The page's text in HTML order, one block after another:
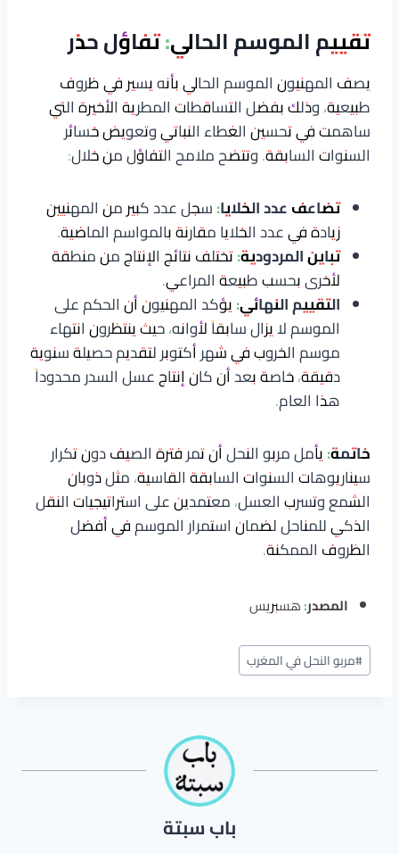
تقييم الموسم الحالي: تفاؤل حذر
يصف المهنيون الموسم الحالي بأنه يسير في ظروف
طبيعية، وذلك بفضل التساقطات المطرية الأخيرة التي
ساهمت في تحسين الغطاء النباتي وتعويض خسائر
السنوات السابقة. وتتضح ملامح التفاؤل من خلال:
تضاعف عدد الخلايا:سجل عدد كبير من المهنيين
زيادة في عدد الخلايا مقارنة بالمواسم الماضية.
تباين المردودية:تختلف نتائج الإنتاج من منطقة
لأخرى بحسب طبيعة المراعي.
التقييم النهائي:يؤكد المهنيون أن الحكم على
الموسم لا يزال سابقاً لأوانه، حيث ينتظرون انتهاء
موسم الخروب في شهر أكتوبر لتقديم حصيلة سنوية
دقيقة، خاصة بعد أن كان إنتاج عسل السدر محدوداً
هذا العام.
خاتمة:يأمل مربو النحل أن تمر فترة الصيف دون تكرار
سيناريوهات السنوات السابقة القاسية، مثل ذوبان
الشمع وتسرب العسل، معتمدين على استراتيجيات النقل
الذكي للمناحل لضمان استمرار الموسم في أفضل
الظروف الممكنة.
المصدر:هسبريس
وسوم
المقال:
#مربو النحل في المغرب
باب سبتة